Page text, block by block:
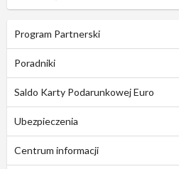
Program Partnerski
Poradniki
Saldo Karty Podarunkowej Euro
Ubezpieczenia
Centrum informacji